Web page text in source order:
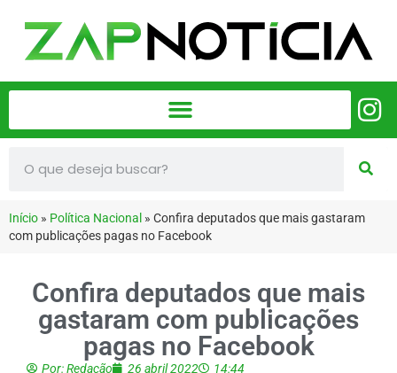
Início » Política Nacional » Confira deputados que mais gastaram
com publicações pagas no Facebook
Confira deputados que mais
gastaram com publicações
pagas no Facebook
Por:Redação 26 abril 2022 14:44